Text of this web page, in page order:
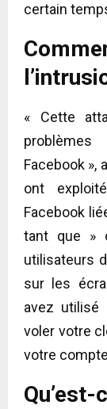
certain
« Cette
Facebook »,
ont
Facebook
tant que »
utilisateurs
sur les
avez
voler votre
votre